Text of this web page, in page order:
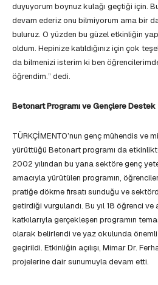
duyuyorum boynuz kulağı geçtiği için.
devam ederiz onu bilmiyorum ama bir
buluruz. O yüzden bu güzel etkinliğin
oldum. Hepinize katıldığınız için çok
da bilmenizi isterim ki ben
öğrendim.” dedi.
Betonart Programı ve Gençlere Destek
TÜRKÇİMENTO’nun genç mühendis ve
yürüttüğü Betonart programı da
2002 yılından bu yana sektöre genç
amacıyla yürütülen programın,
pratiğe dökme fırsatı sunduğu ve
getirdiği vurgulandı. Bu yıl 18 öğrenci
katkılarıyla gerçekleşen programın
olarak belirlendi ve yaz okulunda
geçirildi. Etkinliğin açılışı, Mimar Dr.
projelerine dair sunumuyla devam etti.